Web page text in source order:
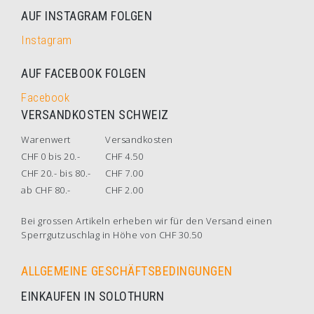
AUF INSTAGRAM FOLGEN
Instagram
AUF FACEBOOK FOLGEN
Facebook
VERSANDKOSTEN SCHWEIZ
Warenwert
Versandkosten
CHF 0 bis 20.-
CHF 4.50
CHF 20.- bis 80.-
CHF 7.00
ab CHF 80.-
CHF 2.00
Bei grossen Artikeln erheben wir für den Versand einen
Sperrgutzuschlag in Höhe von CHF 30.50
ALLGEMEINE GESCHÄFTSBEDINGUNGEN
EINKAUFEN IN SOLOTHURN